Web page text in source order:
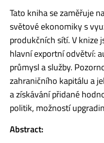
Tato kniha se zaměřuje
světové ekonomiky s
produkčních sítí. V knize
hlavní exportní odvětví:
průmysl a služby.
zahraničního kapitálu a
a získávání přidané
politik, možností
Abstract: